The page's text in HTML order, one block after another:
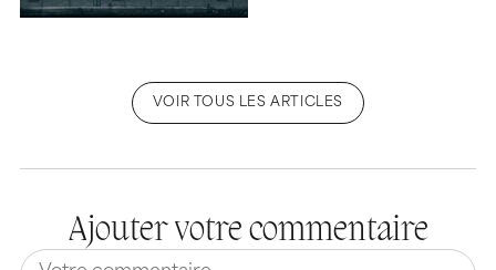
VOIR TOUS LES ARTICLES
Ajouter votre commentaire